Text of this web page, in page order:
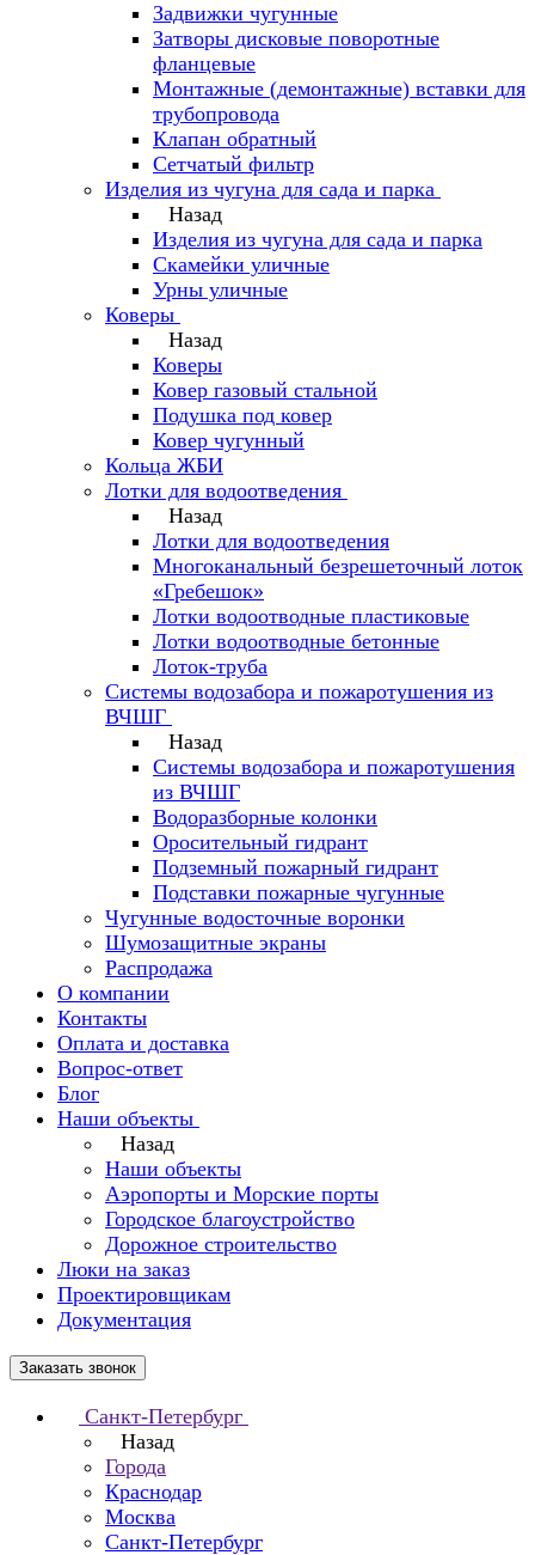
Задвижки чугунные
Затворы дисковые поворотные
фланцевые
Монтажные (демонтажные) вставки для
трубопровода
Клапан обратный
Сетчатый фильтр
Изделия из чугуна для сада и парка
Назад
Изделия из чугуна для сада и парка
Скамейки уличные
Урны уличные
Коверы
Назад
Коверы
Ковер газовый стальной
Подушка под ковер
Ковер чугунный
Кольца ЖБИ
Лотки для водоотведения
Назад
Лотки для водоотведения
Многоканальный безрешеточный лоток
«Гребешок»
Лотки водоотводные пластиковые
Лотки водоотводные бетонные
Лоток-труба
Системы водозабора и пожаротушения из
ВЧШГ
Назад
Системы водозабора и пожаротушения
из ВЧШГ
Водоразборные колонки
Оросительный гидрант
Подземный пожарный гидрант
Подставки пожарные чугунные
Чугунные водосточные воронки
Шумозащитные экраны
Распродажа
О компании
Контакты
Оплата и доставка
Вопрос-ответ
Блог
Наши объекты
Назад
Наши объекты
Аэропорты и Морские порты
Городское благоустройство
Дорожное строительство
Люки на заказ
Проектировщикам
Документация
Заказать звонок
Санкт-Петербург
Назад
Города
Краснодар
Москва
Санкт-Петербург